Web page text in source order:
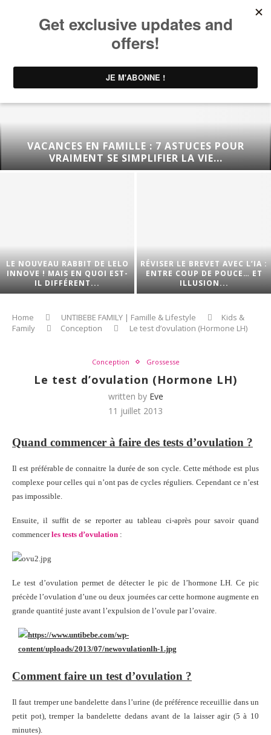
VACANCES EN FAMILLE : 7 ASTUCES POUR
VRAIMENT SE SIMPLIFIER LA VIE...
LE NOUVEAU RABBIT DE LELO
INNOVE ! MAIS EN QUOI EST-
IL DIFFÉRENT...
RÉVISER LE BREVET AVEC L’IA :
ENTRE COUP DE POUCE… ET
ILLUSION...
Home UNTIBEBE FAMILY | Famille & Lifestyle
Kids &
Family
Conception Le test d’ovulation (Hormone LH)
Conception Grossesse
Le test d’ovulation (Hormone LH)
written by Eve
11 juillet 2013
Quand commencer à faire des tests d’ovulation ?
Il est préférable de connaitre la durée de son cycle. Cette méthode est plus
complexe pour celles qui n’ont pas de cycles réguliers. Cependant ce n’est
pas impossible.
Ensuite, il suffit de se reporter au tableau ci-après pour savoir quand
commencerles tests d’ovulation :
Le test d’ovulation permet de détecter le pic de l’hormone LH. Ce pic
précède l’ovulation d’une ou deux journées car cette hormone augmente en
grande quantité juste avant l’expulsion de l’ovule par l’ovaire.
Comment faire un test d’ovulation ?
Il faut tremper une bandelette dans l’urine (de préférence receuillie dans un
petit pot), tremper la bandelette dedans avant de la laisser agir (5 à 10
minutes).